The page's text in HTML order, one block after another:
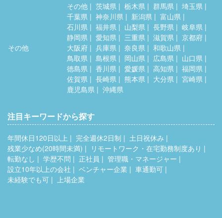
その他
その他 茨城県 栃木県 群馬県
埼玉県
千葉県
神奈川県 新潟県
富山県
石川県
福井県 山梨県 長野県
岐阜県
静岡県
愛知県 三重県 滋賀県
京都府
大阪府
兵庫県 奈良県
和歌山県
鳥取県
島根県 岡山県 広島県
山口県
徳島県
香川県 愛媛県 高知県
福岡県
佐賀県
長崎県 熊本県 大分県
宮崎県
鹿児島県
沖縄県
注目キーワードから探す
年間休日120日以上 完全週休2日制
土日祝休み
残業少なめ(20時間未満)
リモートワーク・在宅勤務制度あり
転勤なし
学歴不問 正社員
管理職・マネージャー
設立10年以上の会社
ベンチャー企業
車通勤可
未経験でも可
上場企業